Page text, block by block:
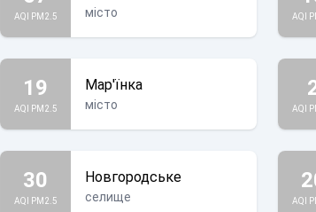
AQI PM2.5 місто AQI
19
AQI PM2.5
Мар'їнка
місто AQI
30
AQI PM2.5
Новгородське
селище AQI